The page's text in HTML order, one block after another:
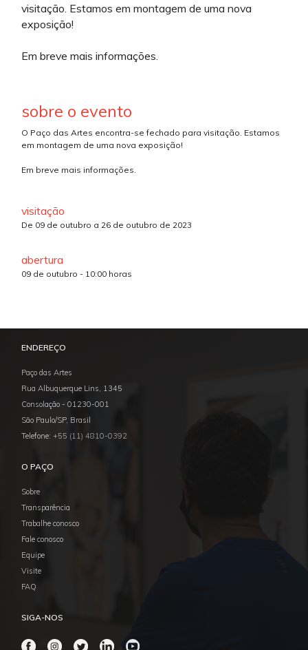
visitação. Estamos em montagem de uma nova
exposição!
Em breve mais informações.
sobre o evento
O Paço das Artes encontra-se fechado para visitação. Estamos
em montagem de uma nova exposição!
Em breve mais informações.
visitação
De 09 de outubro a 26 de outubro de 2023
abertura
09 de outubro - 10:00 horas
ENDEREÇO
Paço das Artes
Rua Albuquerque Lins, 1345
Consolação - 01230-001
São Paulo/SP, Brasil
Telefone:+55 (11) 4810-0392
O PAÇO
Sobre
Transparência
Trabalhe conosco
Fale conosco
Equipe
Visite
FAQ
SIGA-NOS